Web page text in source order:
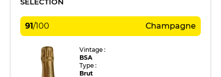
91/100 Champagne
Vintage :
BSA
Type :
Brut